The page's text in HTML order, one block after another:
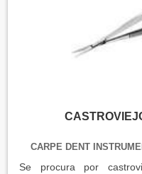
CARPE DENT
Se procura por